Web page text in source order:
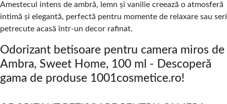
Amestecul intens de ambră, lemn și vanilie creează o atmosferă
intimă și elegantă, perfectă pentru momente de relaxare sau seri
petrecute acasă într-un decor rafinat.
Odorizant betisoare pentru camera miros de
Ambra, Sweet Home, 100 ml - Descoperă
gama de produse 1001cosmetice.ro!